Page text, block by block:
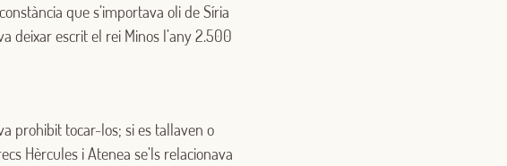
que s’importava oli de Síria
deixar escrit el rei Minos l’any 2.500
prohibit tocar-los; si es tallaven o
Hèrcules i Atenea se’ls relacionava